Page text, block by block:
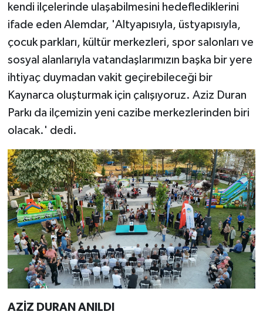
kendi ilçelerinde ulaşabilmesini hedeflediklerini
ifade eden Alemdar, 'Altyapısıyla, üstyapısıyla,
çocuk parkları, kültür merkezleri, spor salonları ve
sosyal alanlarıyla vatandaşlarımızın başka bir yere
ihtiyaç duymadan vakit geçirebileceği bir
Kaynarca oluşturmak için çalışıyoruz. Aziz Duran
Parkı da ilçemizin yeni cazibe merkezlerinden biri
olacak.' dedi.
AZİZ DURAN ANILDI